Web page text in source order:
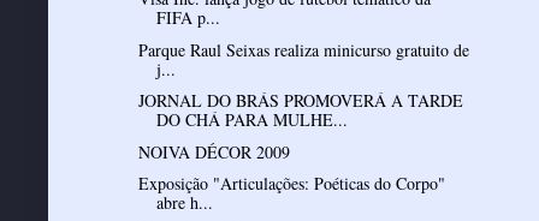
FIFA p...
Parque Raul Seixas realiza minicurso gratuito de
j...
JORNAL DO BRÁS PROMOVERÁ A TARDE
DO CHÁ PARA MULHE...
NOIVA DÉCOR 2009
Exposição "Articulações: Poéticas do Corpo"
abre h...